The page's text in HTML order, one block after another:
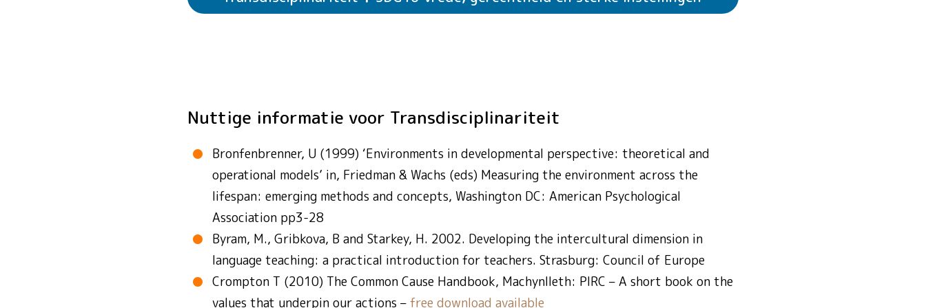
Zie voorbeeldactiviteitenTransdisciplinariteit SDG13Klimaatactie
Nuttige informatie voor Transdisciplinariteit
Bronfenbrenner, U (1999) ‘Environments in developmental perspective: theoretical and
operational models’ in, Friedman & Wachs (eds) Measuring the environment across the
lifespan: emerging methods and concepts, Washington DC: American Psychological
Association pp3-28
Byram, M., Gribkova, B and Starkey, H. 2002. Developing the intercultural dimension in
language teaching: a practical introduction for teachers. Strasburg: Council of Europe
Crompton T (2010) The Common Cause Handbook, Machynlleth: PIRC – A short book on the
values that underpin our actions – free download available